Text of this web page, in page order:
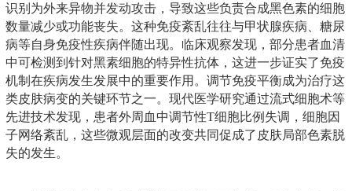
识别为外来异物并发动攻击，导致这些负责合成黑色素的细胞
数量减少或功能丧失。这种免疫紊乱往往与甲状腺疾病、糖尿
病等自身免疫性疾病伴随出现。临床观察发现，部分患者血清
中可检测到针对黑素细胞的特异性抗体，这进一步证实了免疫
机制在疾病发生发展中的重要作用。调节免疫平衡成为治疗这
类皮肤病变的关键环节之一。现代医学研究通过流式细胞术等
先进技术发现，患者外周血中调节性T细胞比例失调，细胞因
子网络紊乱，这些微观层面的改变共同促成了皮肤局部色素脱
失的发生。